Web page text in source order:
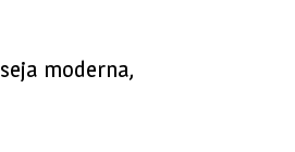
moderna,